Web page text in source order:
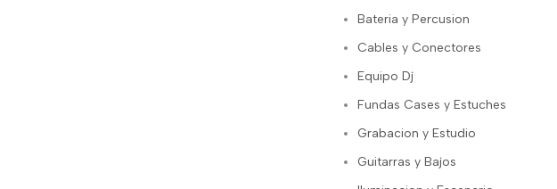
Bateria y Percusion
Cables y Conectores
Equipo Dj
Fundas Cases y Estuches
Grabacion y Estudio
Guitarras y Bajos